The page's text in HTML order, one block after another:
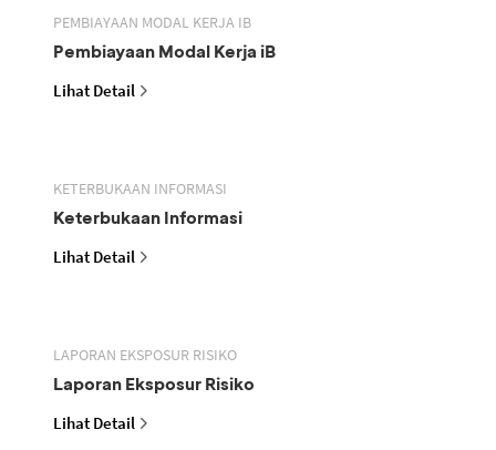
PEMBIAYAAN MODAL KERJA IB
Pembiayaan Modal Kerja iB
Lihat Detail
KETERBUKAAN INFORMASI
Keterbukaan Informasi
Lihat Detail
LAPORAN EKSPOSUR RISIKO
Laporan Eksposur Risiko
Lihat Detail